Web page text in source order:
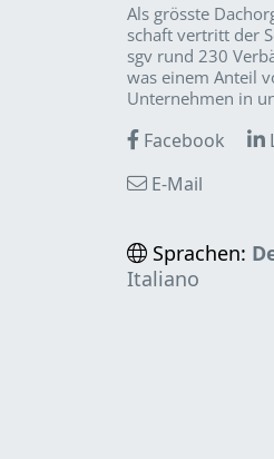
Als grösste
schaft vertritt der
sgv rund 230
was einem Anteil
Unternehmen in
Facebook
E-Mail
Sprachen:
Italiano